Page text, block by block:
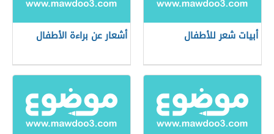
أبيات شعر للأطفال أشعار عن براءة الأطفال